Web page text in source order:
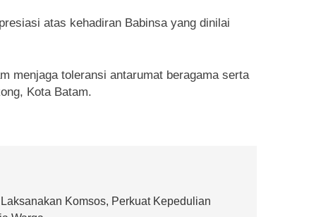
atas kehadiran Babinsa yang dinilai
menjaga toleransi antarumat beragama serta
Kota Batam.
Komsos, Perkuat Kepedulian